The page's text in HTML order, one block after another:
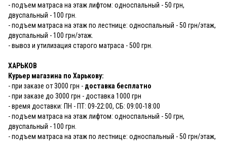
- подъем матраса на этаж лифтом: односпальный - 50 грн,
двуспальный - 100 грн.
- подъем матраса на этаж по лестнице: односпальный - 50 грн/этаж,
двуспальный - 100 грн/этаж.
- вывоз и утилизация старого матраса - 500 грн.
ХАРЬКОВ
Курьер магазина по Харькову:
- при заказе от 3000 грн - доставка бесплатно
- при заказе до 3000 грн - доставка 1000 грн
- время доставки: ПН - ПТ: 09-22:00, СБ: 09:00-18:00
- подъем матраса на этаж лифтом: односпальный - 50 грн,
двуспальный - 100 грн.
- подъем матраса на этаж по лестнице: односпальный - 50 грн/этаж,